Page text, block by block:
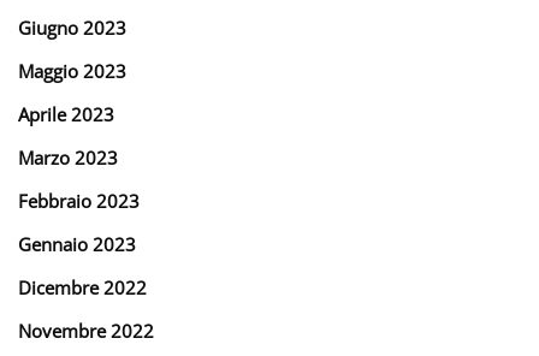
Giugno 2023
Maggio 2023
Aprile 2023
Marzo 2023
Febbraio 2023
Gennaio 2023
Dicembre 2022
Novembre 2022